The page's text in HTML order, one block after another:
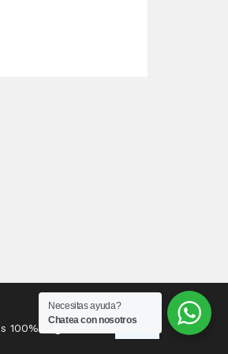
100% seguros
Necesitas ayuda?
Chatea con nosotros